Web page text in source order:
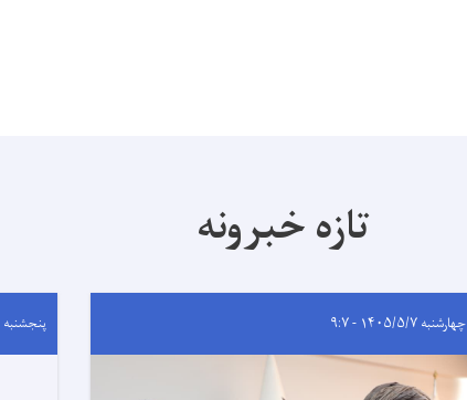
تازه خبرونه
چهارشنبه ۱۴۰۵/۵/۷ - ۹:۷ پنجشنبه ۱۴۰۵/۵/۱ - ۱۱:۴۲